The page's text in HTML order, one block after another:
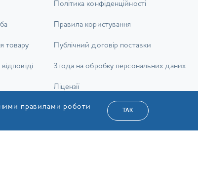
товару
Політика конфіденційності
Правила користування
Публічний договір поставки
Згода на обробку персональних даних
Ліцензії
Карта сайту
правилами роботи
ТАК